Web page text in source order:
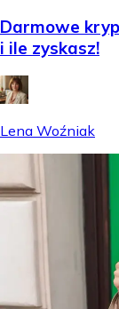
Darmowe
i ile zyskasz!
Lena Woźniak